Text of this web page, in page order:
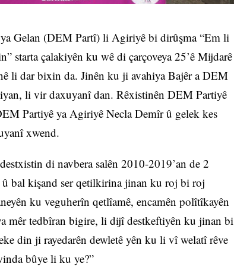
Gelan (DEM Partî) li Agiriyê bi dirûşma “Em li
starta çalakiyên ku wê di çarçoveya 25’ê Mijdarê
li dar bixin da. Jinên ku ji avahiya Bajêr a DEM
li vir daxuyanî dan. Rêxistinên DEM Partiyê
Partiyê ya Agiriyê Necla Demîr û gelek kes
xwend.
di navbera salên 2010-2019’an de 2
bal kişand ser qetilkirina jinan ku roj bi roj
ku veguherîn qetlîamê, encamên polîtîkayên
mêr tedbîran bigire, li dijî destkeftiyên ku jinan bi
din ji rayedarên dewletê yên ku li vî welatî rêve
bûye li ku ye?”